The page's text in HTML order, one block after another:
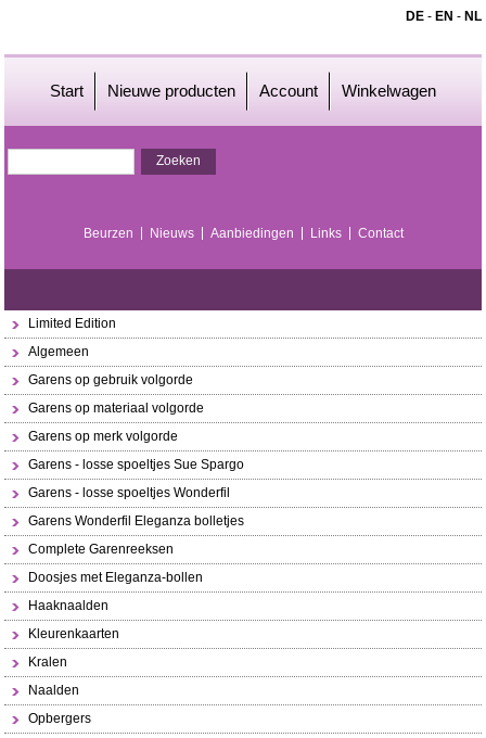
DE- EN - NL
Start Nieuwe producten Account Winkelwagen
Beurzen Nieuws Aanbiedingen Links Contact
Limited Edition
Algemeen
Garens op gebruik volgorde
Garens op materiaal volgorde
Garens op merk volgorde
Garens - losse spoeltjes Sue Spargo
Garens - losse spoeltjes Wonderfil
Garens Wonderfil Eleganza bolletjes
Complete Garenreeksen
Doosjes met Eleganza-bollen
Haaknaalden
Kleurenkaarten
Kralen
Naalden
Opbergers